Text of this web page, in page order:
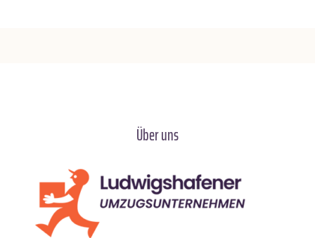
Über uns